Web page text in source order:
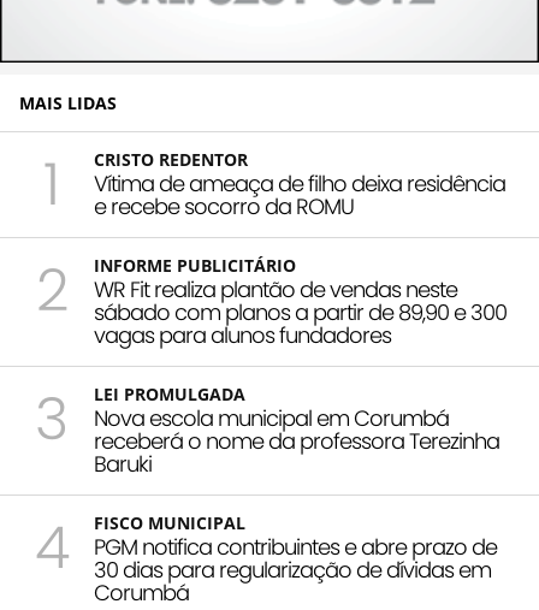
MAIS LIDAS
1 CRISTO REDENTOR
Vítima de ameaça de filho deixa residência
e recebe socorro da ROMU
2 INFORME PUBLICITÁRIO
WR Fit realiza plantão de vendas neste
sábado com planos a partir de 89,90 e 300
vagas para alunos fundadores
3 LEI PROMULGADA
Nova escola municipal em Corumbá
receberá o nome da professora Terezinha
Baruki
4 FISCO MUNICIPAL
PGM notifica contribuintes e abre prazo de
30 dias para regularização de dívidas em
Corumbá